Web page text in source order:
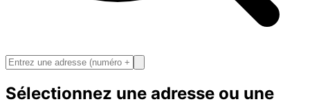
Sélectionnez une adresse ou une